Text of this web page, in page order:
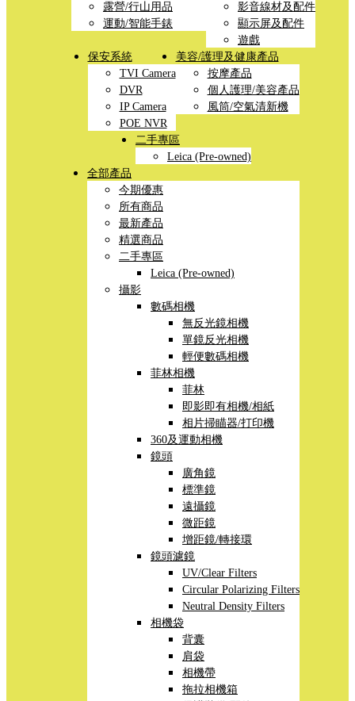
露營/行山用品
運動/智能手錶
影音線材及配件
顯示屏及配件
遊戲
保安系統
TVI Camera
DVR
IP Camera
POE NVR
美容/護理及健康產品
按摩產品
個人護理/美容產品
風筒/空氣清新機
二手專區
Leica (Pre-owned)
全部產品
今期優惠
所有商品
最新產品
精選商品
二手專區
Leica (Pre-owned)
攝影
數碼相機
無反光鏡相機
單鏡反光相機
輕便數碼相機
菲林相機
菲林
即影即有相機/相紙
相片掃瞄器/打印機
360及運動相機
鏡頭
廣角鏡
標準鏡
遠攝鏡
微距鏡
增距鏡/轉接環
鏡頭濾鏡
UV/Clear Filters
Circular Polarizing Filters
Neutral Density Filters
相機袋
背囊
肩袋
相機帶
拖拉相機箱